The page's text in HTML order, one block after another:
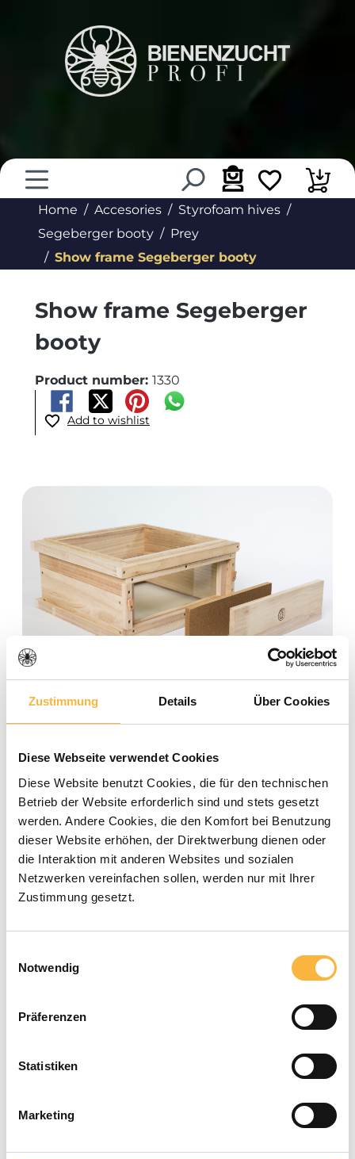
Zustimmung Details Über Cookies
Diese Webseite verwendet Cookies
Diese Website benutzt Cookies, die für den technischen
Betrieb der Website erforderlich sind und stets gesetzt
werden. Andere Cookies, die den Komfort bei Benutzung
dieser Website erhöhen, der Direktwerbung dienen oder
die Interaktion mit anderen Websites und sozialen
Netzwerken vereinfachen sollen, werden nur mit Ihrer
Zustimmung gesetzt.
Notwendig
Präferenzen
Statistiken
Marketing
Home Accesories
Styrofoam hives
Segeberger booty
Prey
Show frame Segeberger booty
Show frame Segeberger
booty
Product number: 1330
Add to wishlist
Skip image gallery
Prices incl. VAT plus shipping costs
Available within the specified delivery
Product Quantity: Enter the desired